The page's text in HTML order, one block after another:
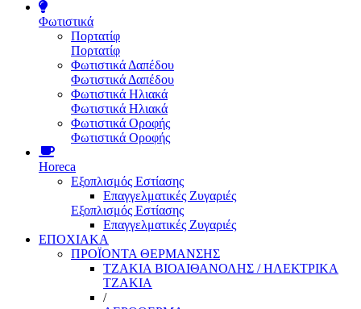
Φωτιστικά
Πορτατίφ
Πορτατίφ
Φωτιστικά Δαπέδου
Φωτιστικά Δαπέδου
Φωτιστικά Ηλιακά
Φωτιστικά Ηλιακά
Φωτιστικά Οροφής
Φωτιστικά Οροφής
Horeca
Εξοπλισμός Εστίασης
Επαγγελματικές Ζυγαριές
Εξοπλισμός Εστίασης
Επαγγελματικές Ζυγαριές
ΕΠΟΧΙΑΚΑ
ΠΡΟΪΟΝΤΑ ΘΕΡΜΑΝΣΗΣ
ΤΖΑΚΙΑ ΒΙΟΑΙΘΑΝΟΛΗΣ / ΗΛΕΚΤΡΙΚΑ
ΤΖΑΚΙΑ
/